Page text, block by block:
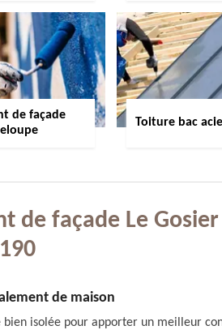
de façade
Toiture bac
de façade Le Gosier
de maison
isolée pour apporter un meilleur